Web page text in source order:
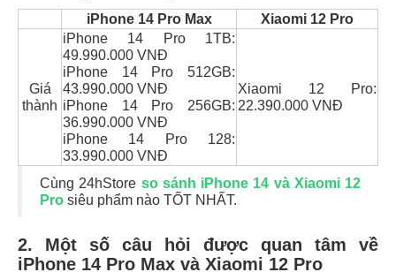
iPhone 14 Pro Max
Xiaomi 12 Pro
Giá
thành
iPhone 14 Pro 1TB:
49.990.000 VNĐ
iPhone 14 Pro 512GB:
43.990.000 VNĐ
iPhone 14 Pro 256GB:
36.990.000 VNĐ
iPhone 14 Pro 128:
33.990.000 VNĐ
Xiaomi 12 Pro:
22.390.000 VNĐ
Cùng 24hStore so sánh iPhone 14 và Xiaomi 12
Pro siêu phẩm nào TỐT NHẤT.
2. Một số câu hỏi được quan tâm về
iPhone 14 Pro Max và Xiaomi 12 Pro